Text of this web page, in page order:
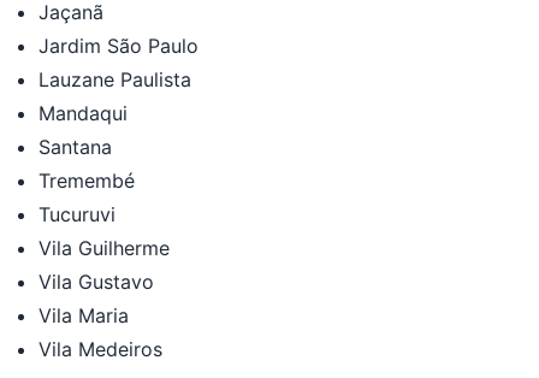
Jaçanã
Jardim São Paulo
Lauzane Paulista
Mandaqui
Santana
Tremembé
Tucuruvi
Vila Guilherme
Vila Gustavo
Vila Maria
Vila Medeiros